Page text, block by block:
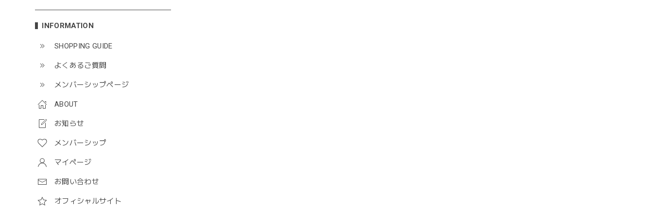
INFORMATION
SHOPPING GUIDE
よくあるご質問
メンバーシップページ
ABOUT
お知らせ
メンバーシップ
マイページ
お問い合わせ
オフィシャルサイト